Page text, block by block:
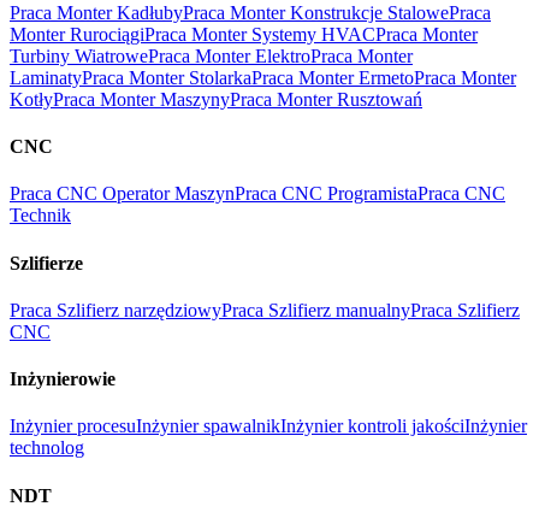
Praca Monter KadłubyPraca Monter Konstrukcje StalowePraca
Monter RurociągiPraca Monter Systemy HVACPraca Monter
Turbiny WiatrowePraca Monter ElektroPraca Monter
LaminatyPraca Monter StolarkaPraca Monter ErmetoPraca Monter
KotłyPraca Monter MaszynyPraca Monter Rusztowań
CNC
Praca CNC Operator MaszynPraca CNC ProgramistaPraca CNC
Technik
Szlifierze
Praca Szlifierz narzędziowyPraca Szlifierz manualnyPraca Szlifierz
CNC
Inżynierowie
Inżynier procesuInżynier spawalnikInżynier kontroli jakościInżynier
technolog
NDT